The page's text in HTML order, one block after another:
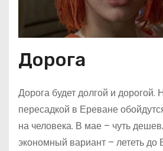
Дорога
Дорога будет долгой и дорогой.
пересадкой в Ереване
на человека. В мае – чуть
экономный вариант – лететь до